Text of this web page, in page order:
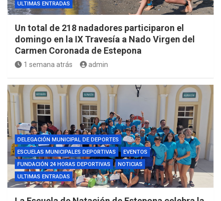
ULTIMAS ENTRADAS
Un total de 218 nadadores participaron el
domingo en la IX Travesía a Nado Virgen del
Carmen Coronada de Estepona
1 semana atrás admin
DELEGACIÓN MUNICIPAL DE DEPORTES
ESCUELAS MUNICIPALES DEPORTIVAS
EVENTOS
FUNDACIÓN 24 HORAS DEPORTIVAS
NOTICIAS
ULTIMAS ENTRADAS